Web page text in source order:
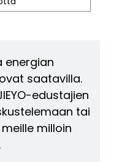
energian
saatavilla.
edustajien
tai
milloin